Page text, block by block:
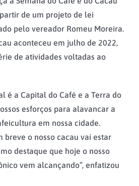
de um projeto de lei
pelo vereador Romeu Moreira.
aconteceu em julho de 2022,
de atividades voltadas ao
é a Capital do Café e a Terra do
esforços para alavancar a
em nossa cidade.
breve o nosso cacau vai estar
destaque que hoje o nosso
vem alcançando”, enfatizou